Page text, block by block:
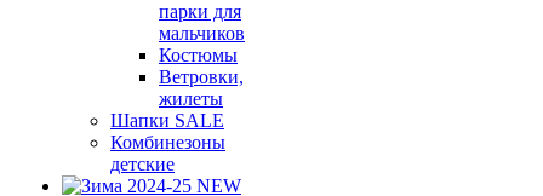
парки для
мальчиков
Костюмы
Ветровки,
жилеты
Шапки SALE
Комбинезоны
детские